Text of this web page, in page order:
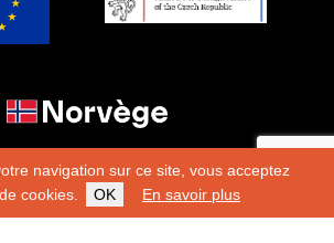
navigation sur ce site, vous acceptez
cookies.
OK En savoir plus